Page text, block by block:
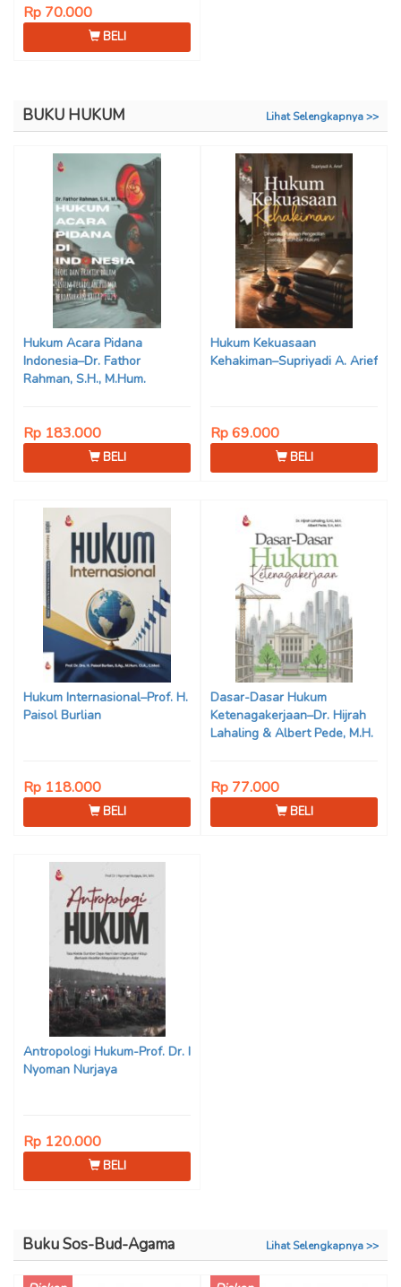
Rp 70.000
BELI
BUKU HUKUM Lihat Selengkapnya >>
Hukum Acara Pidana
Indonesia–Dr. Fathor
Rahman, S.H., M.Hum.
Rp 183.000
BELI
Hukum Kekuasaan
Kehakiman–Supriyadi A. Arief
Rp 69.000
BELI
Hukum Internasional–Prof. H.
Paisol Burlian
Rp 118.000
BELI
Dasar-Dasar Hukum
Ketenagakerjaan–Dr. Hijrah
Lahaling & Albert Pede, M.H.
Rp 77.000
BELI
Antropologi Hukum-Prof. Dr. I
Nyoman Nurjaya
Rp 120.000
BELI
Buku Sos-Bud-Agama Lihat Selengkapnya >>